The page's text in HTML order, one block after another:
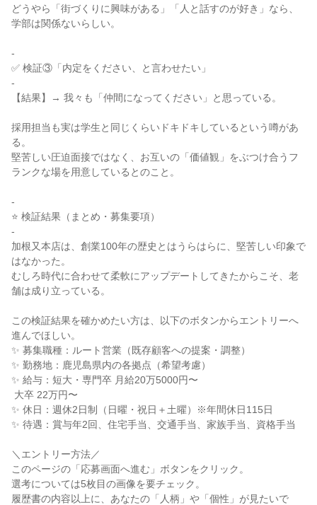
どうやら「街づくりに興味がある」「人と話すのが好き」なら、
学部は関係ないらしい。
-
✅ 検証③「内定をください、と言わせたい」
-
【結果】→ 我々も「仲間になってください」と思っている。
採用担当も実は学生と同じくらいドキドキしているという噂があ
る。
堅苦しい圧迫面接ではなく、お互いの「価値観」をぶつけ合うフ
ランクな場を用意しているとのこと。
-
⭐ 検証結果（まとめ・募集要項）
-
加根又本店は、創業100年の歴史とはうらはらに、堅苦しい印象で
はなかった。
むしろ時代に合わせて柔軟にアップデートしてきたからこそ、老
舗は成り立っている。
この検証結果を確かめたい方は、以下のボタンからエントリーへ
進んでほしい。
✨ 募集職種：ルート営業（既存顧客への提案・調整）
✨ 勤務地：鹿児島県内の各拠点（希望考慮）
✨ 給与：短大・専門卒 月給20万5000円〜
✨ 休日：週休2日制（日曜・祝日＋土曜）※年間休日115日
✨ 待遇：賞与年2回、住宅手当、交通手当、家族手当、資格手当
＼エントリー方法／
このページの「応募画面へ進む」ボタンをクリック。
選考については5枚目の画像を要チェック。
履歴書の内容以上に、あなたの「人柄」や「個性」が見たいで